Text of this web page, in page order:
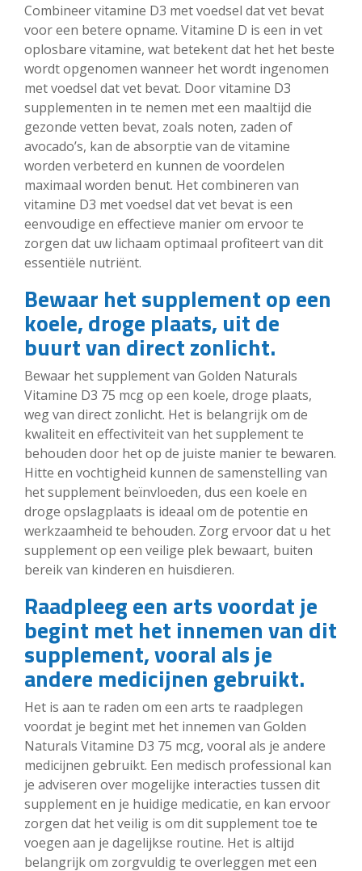
Combineer vitamine D3 met voedsel dat vet bevat
voor een betere opname. Vitamine D is een in vet
oplosbare vitamine, wat betekent dat het het beste
wordt opgenomen wanneer het wordt ingenomen
met voedsel dat vet bevat. Door vitamine D3
supplementen in te nemen met een maaltijd die
gezonde vetten bevat, zoals noten, zaden of
avocado’s, kan de absorptie van de vitamine
worden verbeterd en kunnen de voordelen
maximaal worden benut. Het combineren van
vitamine D3 met voedsel dat vet bevat is een
eenvoudige en effectieve manier om ervoor te
zorgen dat uw lichaam optimaal profiteert van dit
essentiële nutriënt.
Bewaar het supplement op een
koele, droge plaats, uit de
buurt van direct zonlicht.
Bewaar het supplement van Golden Naturals
Vitamine D3 75 mcg op een koele, droge plaats,
weg van direct zonlicht. Het is belangrijk om de
kwaliteit en effectiviteit van het supplement te
behouden door het op de juiste manier te bewaren.
Hitte en vochtigheid kunnen de samenstelling van
het supplement beïnvloeden, dus een koele en
droge opslagplaats is ideaal om de potentie en
werkzaamheid te behouden. Zorg ervoor dat u het
supplement op een veilige plek bewaart, buiten
bereik van kinderen en huisdieren.
Raadpleeg een arts voordat je
begint met het innemen van dit
supplement, vooral als je
andere medicijnen gebruikt.
Het is aan te raden om een arts te raadplegen
voordat je begint met het innemen van Golden
Naturals Vitamine D3 75 mcg, vooral als je andere
medicijnen gebruikt. Een medisch professional kan
je adviseren over mogelijke interacties tussen dit
supplement en je huidige medicatie, en kan ervoor
zorgen dat het veilig is om dit supplement toe te
voegen aan je dagelijkse routine. Het is altijd
belangrijk om zorgvuldig te overleggen met een